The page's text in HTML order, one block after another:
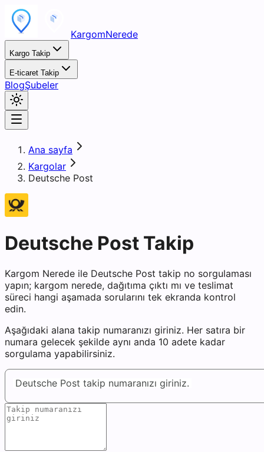
KargomNerede
Kargo Takip
E-ticaret Takip
BlogŞubeler
Ana sayfa
Kargolar
Deutsche Post
Deutsche Post Takip
Kargom Nerede ile Deutsche Post takip no sorgulaması
yapın; kargom nerede, dağıtıma çıktı mı ve teslimat
süreci hangi aşamada sorularını tek ekranda kontrol
edin.
Aşağıdaki alana takip numaranızı giriniz. Her satıra bir
numara gelecek şekilde aynı anda 10 adete kadar
sorgulama yapabilirsiniz.
Deutsche Post takip numaranızı giriniz.